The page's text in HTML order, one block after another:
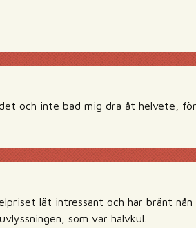
och inte bad mig dra åt helvete,
lät intressant och har bränt
som var halvkul.